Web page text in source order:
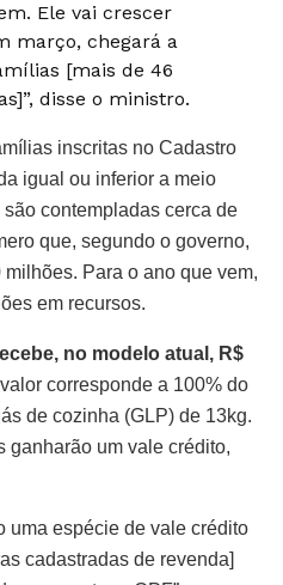
Ele vai crescer
março, chegará a
[mais de 46
disse o ministro.
inscritas no Cadastro
igual ou inferior a meio
contempladas cerca de
que, segundo o governo,
Para o ano que vem,
em recursos.
no modelo atual, R$
corresponde a 100% do
de cozinha (GLP) de 13kg.
ganharão um vale crédito,
uma espécie de vale crédito
cadastradas de revenda]